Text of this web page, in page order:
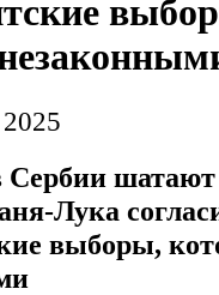
Лука
выборы,